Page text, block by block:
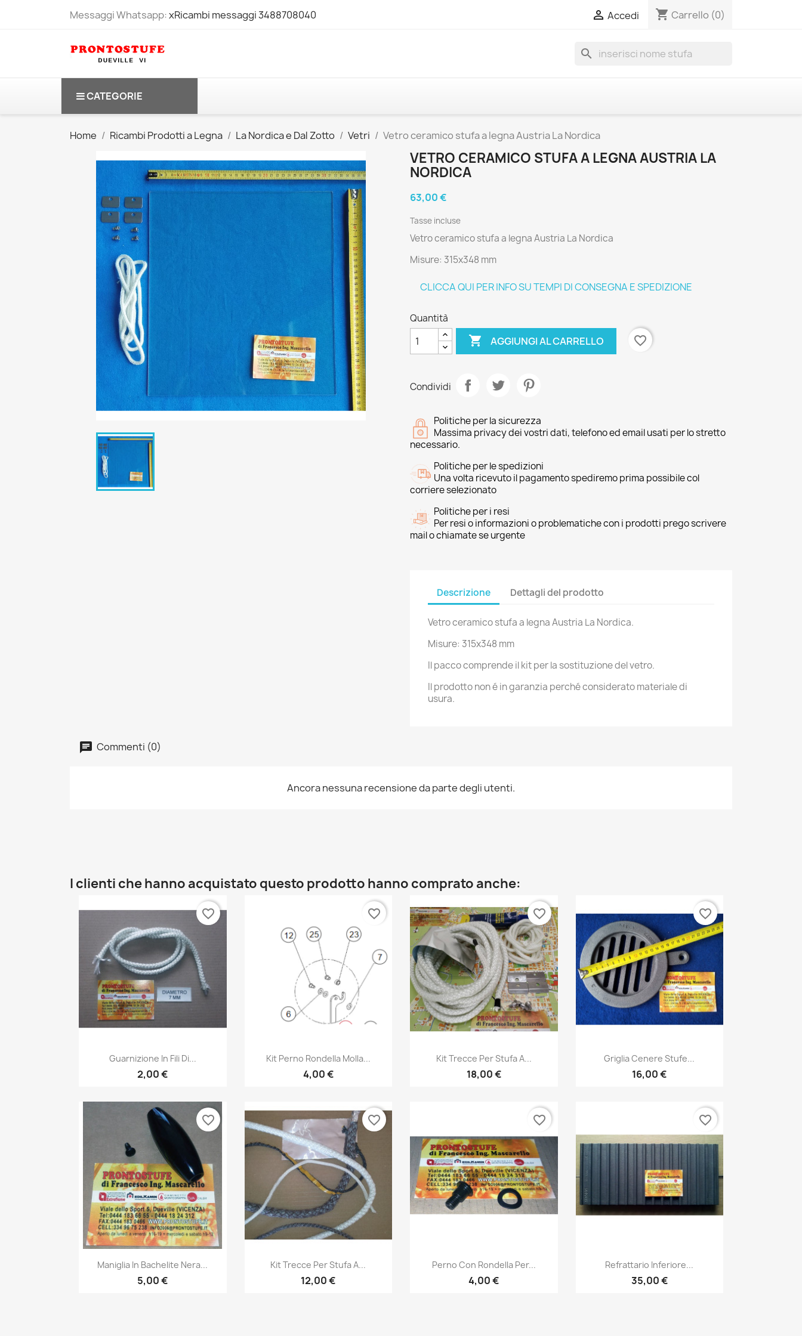
Messaggi Whatsapp:xRicambi messaggi 3488708040  Accedi shopping_cart Carrello (0)
search
CATEGORIE
Home Ricambi Prodotti a Legna La Nordica e Dal Zotto Vetri Vetro ceramico stufa a legna Austria La Nordica
VETRO CERAMICO STUFA A LEGNA AUSTRIA LA
NORDICA
63,00 €
Tasse incluse
Vetro ceramico stufa a legna Austria La Nordica
Misure: 315x348 mm
CLICCA QUI PER INFO SU TEMPI DI CONSEGNA E SPEDIZIONE
Quantità
 AGGIUNGI AL CARRELLO favorite_border
Condividi
Politiche per la sicurezza
Massima privacy dei vostri dati, telefono ed email usati per lo stretto
necessario.
Politiche per le spedizioni
Una volta ricevuto il pagamento spediremo prima possibile col
corriere selezionato
Politiche per i resi
Per resi o informazioni o problematiche con i prodotti prego scrivere
mail o chiamate se urgente
Descrizione Dettagli del prodotto
Vetro ceramico stufa a legna Austria La Nordica.
Misure: 315x348 mm
Il pacco comprende il kit per la sostituzione del vetro.
Il prodotto non é in garanzia perché considerato materiale di
usura.
Commenti (0)
Ancora nessuna recensione da parte degli utenti.
I clienti che hanno acquistato questo prodotto hanno comprato anche:
Anteprima
Guarnizione In Fili Di...
2,00 €
favorite_border
Anteprima
Kit Perno Rondella Molla...
4,00 €
favorite_border
Anteprima
Kit Trecce Per Stufa A...
18,00 €
favorite_border
Anteprima
Griglia Cenere Stufe...
16,00 €
favorite_border
Anteprima
Maniglia In Bachelite Nera...
5,00 €
favorite_border
Anteprima
Kit Trecce Per Stufa A...
12,00 €
favorite_border
Anteprima
Perno Con Rondella Per...
4,00 €
favorite_border
Anteprima
Refrattario Inferiore...
35,00 €
favorite_border